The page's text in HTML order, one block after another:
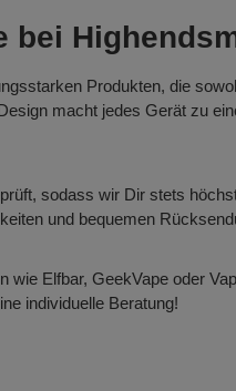
bei
Produkten, die
macht jedes Gerät zu
sodass wir Dir stets
und bequemen
wie Elfbar, GeekVape oder
individuelle Beratung!